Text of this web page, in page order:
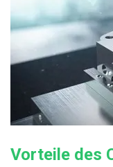
Vorteile des